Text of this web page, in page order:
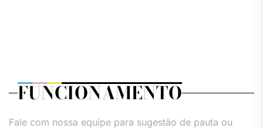
FUNCIONAMENTO
Fale com nossa equipe para sugestão de pauta ou